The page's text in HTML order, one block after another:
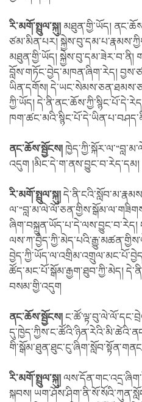
རི་མགོ་སྤྲུལ་སྐུ། མཐུན་གྱི་ཡོད།
ཙམ་མིན་པར།
མཐུན་གྱི་ཡོད། སྐྱེས་བུ་དམ་ཟེར་བ་ནི།
བློས་གཏོང་བྱེད་མཁན་ཞིག་རེད།
ཡིན་དགོས།
ཀྱི་ཡོད།
ནང་ཆོས་སྦྱོངས།
འདུག །མིང་དེ་ག་ནས་བྱུང་བ་རེད་དམ།
རི་མགོ་སྤྲུལ་སྐུ།
ཞིག་བསྐྲུན་ཡོད་པ་དེ་ལས་བྱུང་བ་རེད།
ཚོད་མང་པོ་སྒོམ་རྒྱག་ཐུབ་ཀྱི་མེད།
བསམ་གྱི་འདུག
ནང་ཆོས་སྦྱོངས།
རི་མགོ་སྤྲུལ་སྐུ།
སྐབས།